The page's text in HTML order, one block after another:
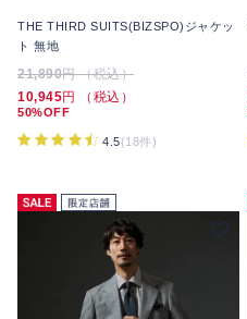
THE THIRD SUITS(BIZSPO)ジャケッ
ト 無地
21,890円 （税込）
10,945円 （税込）
50%OFF
4.5(18件)